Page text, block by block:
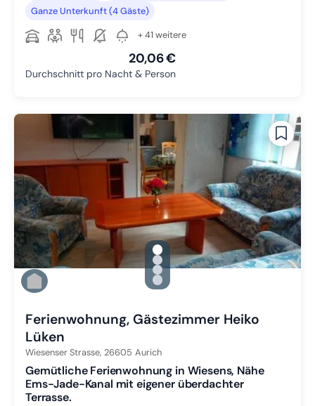
Ganze Unterkunft (4 Gäste)
+ 41 weitere
20,06 €
Durchschnitt pro Nacht & Person
gallery.slide_selector
Zu Slide 1 wechseln
Zu Slide 2 wechseln
Zu Slide 3 wechseln
Zu Slide 4 wechseln
Ferienwohnung, Gästezimmer Heiko
Lüken
Wiesenser Strasse, 26605 Aurich
Gemütliche Ferienwohnung in Wiesens, Nähe
Ems-Jade-Kanal mit eigener überdachter
Terrasse.